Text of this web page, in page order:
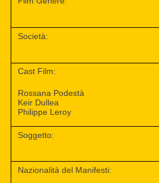
Società:
Cast Film:
Rossana Podestà
Keir Dullea
Philippe Leroy
Soggetto:
Nazionalità del Manifesti: